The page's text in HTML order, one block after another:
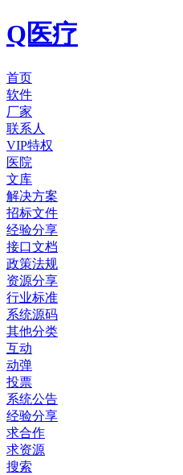
Q医疗
首页
软件
厂家
联系人
VIP特权
医院
文库
解决方案
招标文件
经验分享
接口文档
政策法规
资源分享
行业标准
系统源码
其他分类
互动
动弹
投票
系统公告
经验分享
求合作
求资源
搜索